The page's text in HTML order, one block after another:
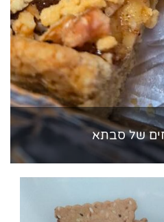
של סבתא